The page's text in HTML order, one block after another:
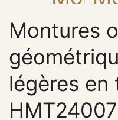
Montures
légères en
HMT24007